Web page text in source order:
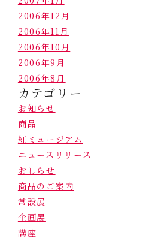
2006年12月
2006年11月
2006年10月
2006年9月
2006年8月
カテゴリー
お知らせ
商品
紅ミュージアム
ニュースリリース
おしらせ
商品のご案内
常設展
企画展
講座